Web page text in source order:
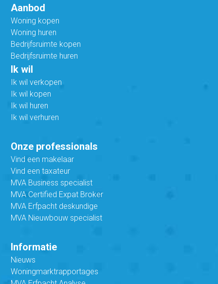
Aanbod
Woning kopen
Woning huren
Bedrijfsruimte kopen
Bedrijfsruimte huren
Ik wil
Ik wil verkopen
Ik wil kopen
Ik wil huren
Ik wil verhuren
Onze professionals
Vind een makelaar
Vind een taxateur
MVA Business specialist
MVA Certified Expat Broker
MVA Erfpacht deskundige
MVA Nieuwbouw specialist
Informatie
Nieuws
Woningmarktrapportages